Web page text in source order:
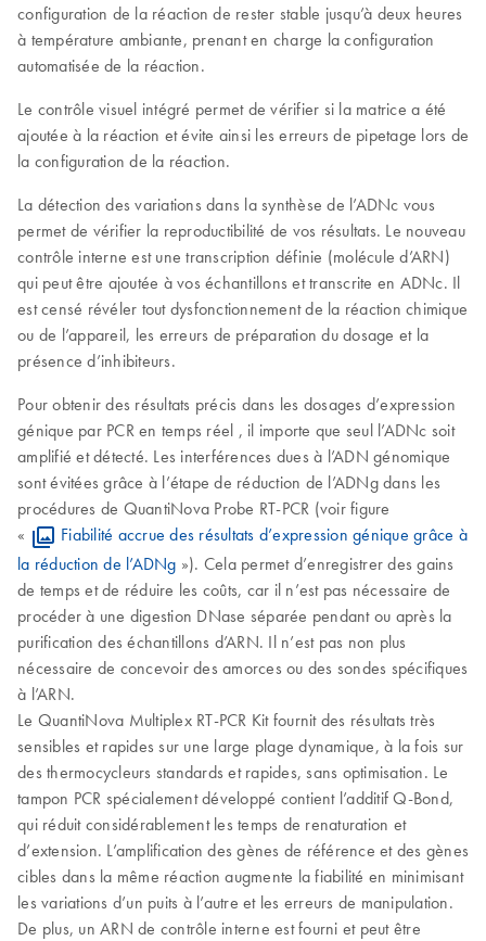
configuration de la réaction de rester stable jusqu’à deux heures
à température ambiante, prenant en charge la configuration
automatisée de la réaction.
Le contrôle visuel intégré permet de vérifier si la matrice a été
ajoutée à la réaction et évite ainsi les erreurs de pipetage lors de
la configuration de la réaction.
La détection des variations dans la synthèse de l’ADNc vous
permet de vérifier la reproductibilité de vos résultats. Le nouveau
contrôle interne est une transcription définie (molécule d’ARN)
qui peut être ajoutée à vos échantillons et transcrite en ADNc. Il
est censé révéler tout dysfonctionnement de la réaction chimique
ou de l’appareil, les erreurs de préparation du dosage et la
présence d’inhibiteurs.
Pour obtenir des résultats précis dans les dosages d’expression
génique par PCR en temps réel , il importe que seul l’ADNc soit
amplifié et détecté. Les interférences dues à l’ADN génomique
sont évitées grâce à l’étape de réduction de l’ADNg dans les
procédures de QuantiNova Probe RT-PCR (voir figure
«
Fiabilité accrue des résultats d’expression génique grâce à
la réduction de l’ADNg »). Cela permet d’enregistrer des gains
de temps et de réduire les coûts, car il n’est pas nécessaire de
procéder à une digestion DNase séparée pendant ou après la
purification des échantillons d’ARN. Il n’est pas non plus
nécessaire de concevoir des amorces ou des sondes spécifiques
à l’ARN.
Le QuantiNova Multiplex RT-PCR Kit fournit des résultats très
sensibles et rapides sur une large plage dynamique, à la fois sur
des thermocycleurs standards et rapides, sans optimisation. Le
tampon PCR spécialement développé contient l’additif Q-Bond,
qui réduit considérablement les temps de renaturation et
d’extension. L’amplification des gènes de référence et des gènes
cibles dans la même réaction augmente la fiabilité en minimisant
les variations d’un puits à l’autre et les erreurs de manipulation.
De plus, un ARN de contrôle interne est fourni et peut être